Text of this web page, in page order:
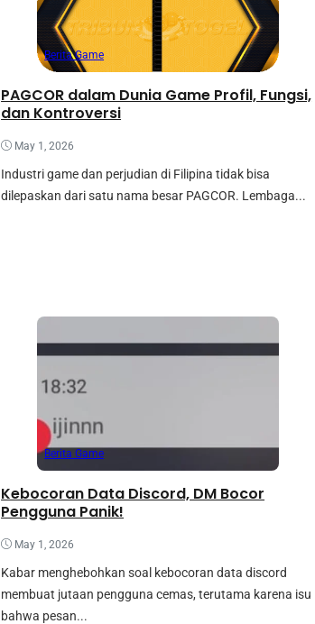
Berita Game
PAGCOR dalam Dunia Game Profil, Fungsi,
dan Kontroversi
May 1, 2026
Industri game dan perjudian di Filipina tidak bisa
dilepaskan dari satu nama besar PAGCOR. Lembaga...
Berita Game
Kebocoran Data Discord, DM Bocor
Pengguna Panik!
May 1, 2026
Kabar menghebohkan soal kebocoran data discord
membuat jutaan pengguna cemas, terutama karena isu
bahwa pesan...